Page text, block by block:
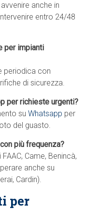
anche in
entro 24/48
per impianti
periodica con
di sicurezza.
per richieste urgenti?
suWhatsapp per
del guasto.
più frequenza?
Came, Benincà,
anche su
Cardin).
per